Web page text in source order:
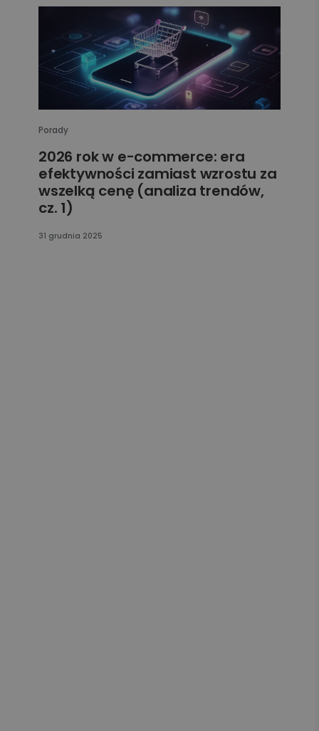
Porady
2026 rok w e-commerce: era
efektywności zamiast wzrostu za
wszelką cenę (analiza trendów,
cz. 1)
31 grudnia 2025